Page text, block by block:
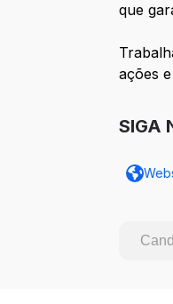
que
ações
SIGA